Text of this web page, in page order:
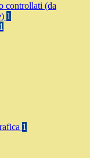
controllati (da
1
1
1